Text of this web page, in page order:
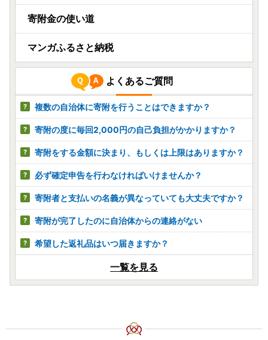
寄附金の使い道
マンガふるさと納税
よくあるご質問
複数の自治体に寄附を行うことはできますか？
寄附の度に毎回2,000円の自己負担がかかりますか？
寄附をする金額に決まり、もしくは上限はありますか？
必ず確定申告を行わなければいけませんか？
寄附者と支払いの名義が異なっていても大丈夫ですか？
寄附が完了したのに自治体からの連絡がない
希望した返礼品はいつ届きますか？
一覧を見る